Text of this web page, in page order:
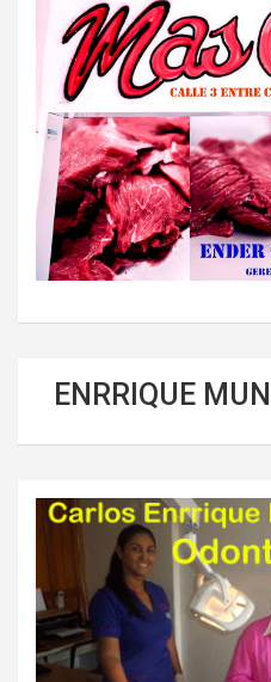
ENRRIQUE